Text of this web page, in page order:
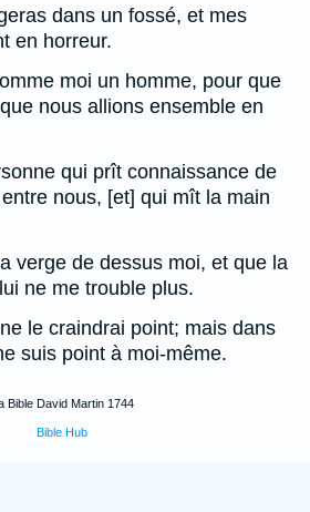
dans un fossé, et mes
en horreur.
moi un homme, pour que
nous allions ensemble en
qui prît connaissance de
nous, [et] qui mît la main
verge de dessus moi, et que la
ne me trouble plus.
le craindrai point; mais dans
suis point à moi-même.
Bible David Martin 1744
Bible Hub